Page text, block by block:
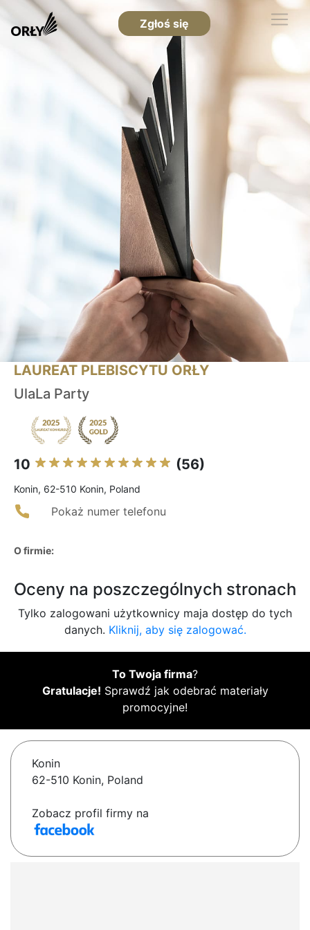
Zgłoś się
LAUREAT PLEBISCYTU ORŁY
UlaLa Party
10 (56)
Konin, 62-510 Konin, Poland
Pokaż numer telefonu
O firmie:
Oceny na poszczególnych stronach
Tylko zalogowani użytkownicy maja dostęp do tych
danych. Kliknij, aby się zalogować.
To Twoja firma?
Gratulacje! Sprawdź jak odebrać materiały
promocyjne!
Konin
62-510 Konin, Poland
Zobacz profil firmy na